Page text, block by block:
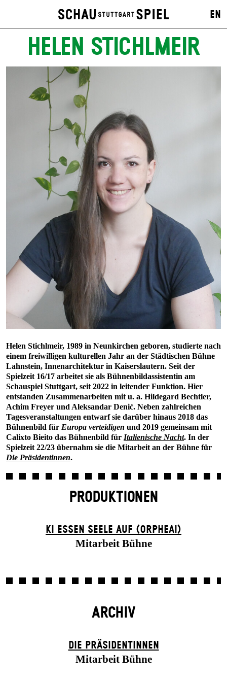
EN
HELEN STICHLMEIR
Helen Stichlmeir, 1989 in Neunkirchen geboren, studierte nach
einem freiwilligen kulturellen Jahr an der Städtischen Bühne
Lahnstein, Innenarchitektur in Kaiserslautern. Seit der
Spielzeit 16/17 arbeitet sie als Bühnenbildassistentin am
Schauspiel Stuttgart, seit 2022 in leitender Funktion. Hier
entstanden Zusammenarbeiten mit u. a. Hildegard Bechtler,
Achim Freyer und Aleksandar Denić. Neben zahlreichen
Tagesveranstaltungen entwarf sie darüber hinaus 2018 das
Bühnenbild für Europa verteidigen und 2019 gemeinsam mit
Calixto Bieito das Bühnenbild für Italienische Nacht. In der
Spielzeit 22/23 übernahm sie die Mitarbeit an der Bühne für
Die Präsidentinnen.
PRODUKTIONEN
KI ESSEN SEELE AUF (ORPHEAI)
Mitarbeit Bühne
ARCHIV
DIE PRÄSI­DENT­INNEN
Mitarbeit Bühne